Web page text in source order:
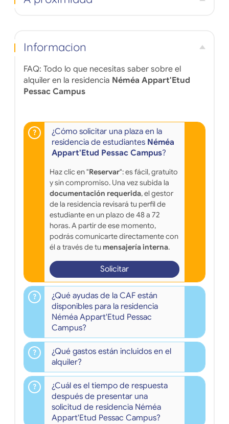
Informacion
FAQ: Todo lo que necesitas saber sobre el
alquiler en la residencia Néméa Appart'Etud
Pessac Campus
¿Cómo solicitar una plaza en la
residencia de estudiantes Néméa
Appart'Etud Pessac Campus?
Haz clic en "Reservar": es fácil, gratuito
y sin compromiso. Una vez subida la
documentación requerida, el gestor
de la residencia revisará tu perfil de
estudiante en un plazo de 48 a 72
horas. A partir de ese momento,
podrás comunicarte directamente con
él a través de tu mensajería interna.
Solicitar
¿Qué ayudas de la CAF están
disponibles para la residencia
Néméa Appart'Etud Pessac
Campus?
¿Qué gastos están incluidos en el
alquiler?
¿Cuál es el tiempo de respuesta
después de presentar una
solicitud de residencia Néméa
Appart'Etud Pessac Campus?